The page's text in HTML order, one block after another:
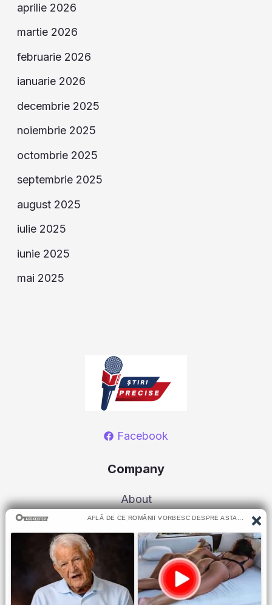
aprilie 2026
martie 2026
februarie 2026
ianuarie 2026
decembrie 2025
noiembrie 2025
octombrie 2025
septembrie 2025
august 2025
iulie 2025
iunie 2025
mai 2025
Facebook
Company
About
Contact
Our Staff
Advertise